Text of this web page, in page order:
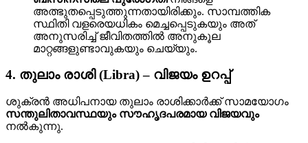
അത്ഭുതപ്പെടുത്തുന്നതായിരിക്കും. സാമ്പത്തിക
സ്ഥിതി വളരെയധികം മെച്ചപ്പെടുകയും അത്
അനുസരിച്ച് ജീവിതത്തിൽ അനുകൂല
മാറ്റങ്ങളുണ്ടാവുകയും ചെയ്യും.
4. തുലാം രാശി (Libra) – വിജയം ഉറപ്പ്
ശുക്രൻ അധിപനായ തുലാം രാശിക്കാർക്ക് സാമയോഗം
സന്തുലിതാവസ്ഥയും സൗഹൃദപരമായ വിജയവും
നൽകുന്നു.